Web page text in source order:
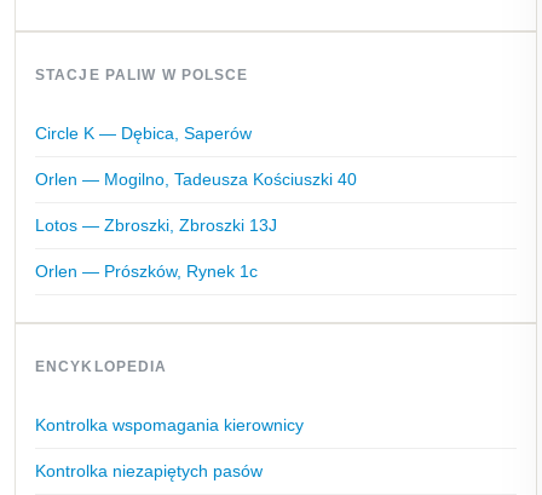
STACJE PALIW W POLSCE
Circle K — Dębica, Saperów
Orlen — Mogilno, Tadeusza Kościuszki 40
Lotos — Zbroszki, Zbroszki 13J
Orlen — Prószków, Rynek 1c
ENCYKLOPEDIA
Kontrolka wspomagania kierownicy
Kontrolka niezapiętych pasów